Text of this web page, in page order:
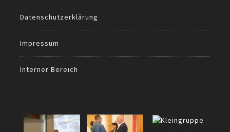
Datenschutzerklärung
Impressum
Interner Bereich